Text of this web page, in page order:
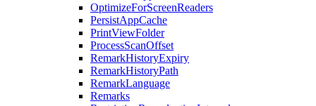
OptimizeForScreenReaders
PersistAppCache
PrintViewFolder
ProcessScanOffset
RemarkHistoryExpiry
RemarkHistoryPath
RemarkLanguage
Remarks